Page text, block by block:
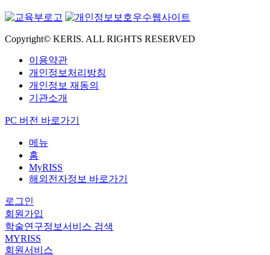
Copyright© KERIS. ALL RIGHTS RESERVED
이용약관
개인정보처리방침
개인정보 재동의
기관소개
PC 버전 바로가기
메뉴
홈
MyRISS
해외전자정보 바로가기
로그인
회원가입
학술연구정보서비스 검색
MYRISS
회원서비스